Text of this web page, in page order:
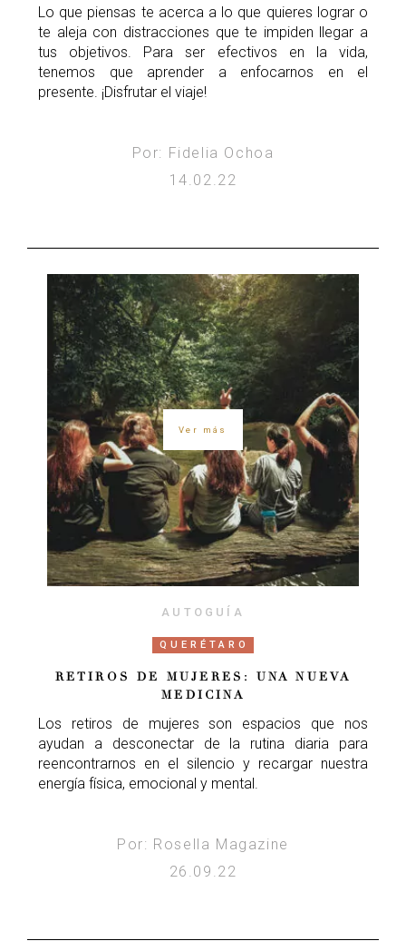
Lo que piensas te acerca a lo que quieres lograr o
te aleja con distracciones que te impiden llegar a
tus objetivos. Para ser efectivos en la vida,
tenemos que aprender a enfocarnos en el
presente. ¡Disfrutar el viaje!
Por: Fidelia Ochoa
14.02.22
Ver más
AUTOGUÍA
QUERÉTARO
RETIROS DE MUJERES: UNA NUEVA
MEDICINA
Los retiros de mujeres son espacios que nos
ayudan a desconectar de la rutina diaria para
reencontrarnos en el silencio y recargar nuestra
energía física, emocional y mental.
Por: Rosella Magazine
26.09.22